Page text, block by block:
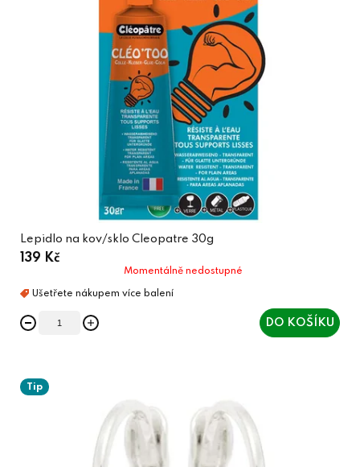
Lepidlo na kov/sklo Cleopatre 30g
139 Kč
Momentálně nedostupné
DO KOŠÍKU
Tip